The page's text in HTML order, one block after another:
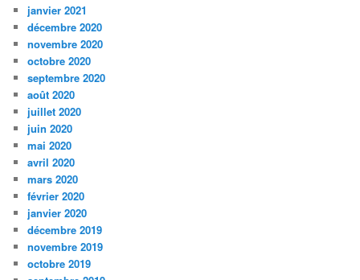
janvier 2021
décembre 2020
novembre 2020
octobre 2020
septembre 2020
août 2020
juillet 2020
juin 2020
mai 2020
avril 2020
mars 2020
février 2020
janvier 2020
décembre 2019
novembre 2019
octobre 2019